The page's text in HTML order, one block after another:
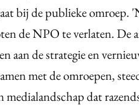
bij de publieke omroep.
de NPO te verlaten. De
aan de strategie en
met de omroepen,
medialandschap dat